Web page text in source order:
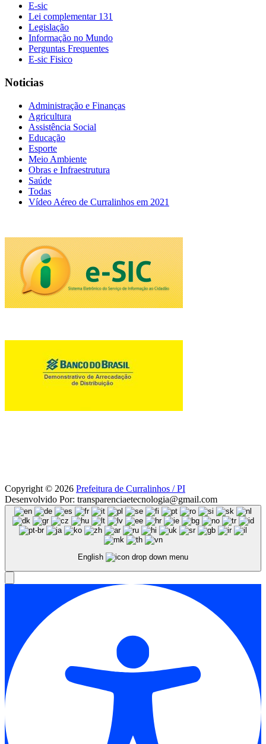
E-sic
Lei complementar 131
Legislação
Informação no Mundo
Perguntas Frequentes
E-sic Fisico
Noticias
Administração e Finanças
Agricultura
Assistência Social
Educação
Esporte
Meio Ambiente
Obras e Infraestrutura
Saúde
Todas
Vídeo Aéreo de Curralinhos em 2021
Copyright © 2026 Prefeitura de Curralinhos / PI
Desenvolvido Por: transparenciaetecnologia@gmail.com
English